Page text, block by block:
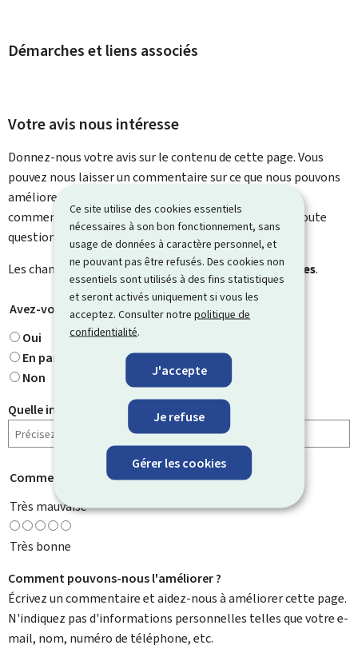
Ce site utilise des cookies essentiels
nécessaires à son bon fonctionnement, sans
usage de données à caractère personnel, et
ne pouvant pas être refusés. Des cookies non
essentiels sont utilisés à des fins statistiques
et seront activés uniquement si vous les
acceptez. Consulter notrepolitique de
confidentialité.
J'accepte
Je refuse
Gérer les cookies
Démarches et liens associés
Votre avis nous intéresse
Donnez-nous votre avis sur le contenu de cette page. Vous
pouvez nous laisser un commentaire sur ce que nous pouvons
améliorer. Vous ne recevrez pas de réponse à votre
commentaire. Utilisez le formulaire de contact pour toute
question particulière.
Les champs marqués d’une étoile ( * ) sontobligatoires.
Avez-vous trouvé ce que vous cherchiez ? *
Oui
En partie
Non
Quelle information cherchiez-vous ?
Comment évaluez-vous cette page ? *
Très mauvaise
Très bonne
Comment pouvons-nous l'améliorer ?
Écrivez un commentaire et aidez-nous à améliorer cette page.
N'indiquez pas d'informations personnelles telles que votre e-
mail, nom, numéro de téléphone, etc.